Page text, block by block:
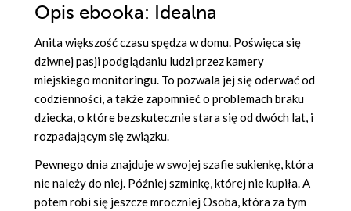
Opis ebooka: Idealna
Anita większość czasu spędza w domu. Poświęca się
dziwnej pasji podglądaniu ludzi przez kamery
miejskiego monitoringu. To pozwala jej się oderwać od
codzienności, a także zapomnieć o problemach braku
dziecka, o które bezskutecznie stara się od dwóch lat, i
rozpadającym się związku.
Pewnego dnia znajduje w swojej szafie sukienkę, która
nie należy do niej. Później szminkę, której nie kupiła. A
potem robi się jeszcze mroczniej Osoba, która za tym